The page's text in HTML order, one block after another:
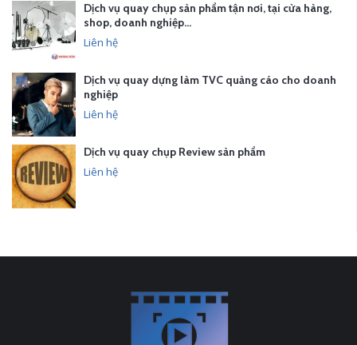
Dịch vụ quay chụp sản phẩm tận nơi, tại cửa hàng,
shop, doanh nghiệp…
Liên hệ
Dịch vụ quay dựng làm TVC quảng cáo cho doanh
nghiệp
Liên hệ
Dịch vụ quay chụp Review sản phẩm
Liên hệ